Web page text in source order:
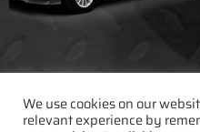
Cabrio
We use cookies on our
relevant experience by